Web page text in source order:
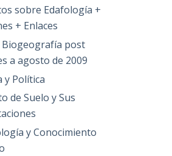
sobre Edafología +
+ Enlaces
Biogeografía post
a agosto de 2009
y Política
de Suelo y Sus
y Conocimiento